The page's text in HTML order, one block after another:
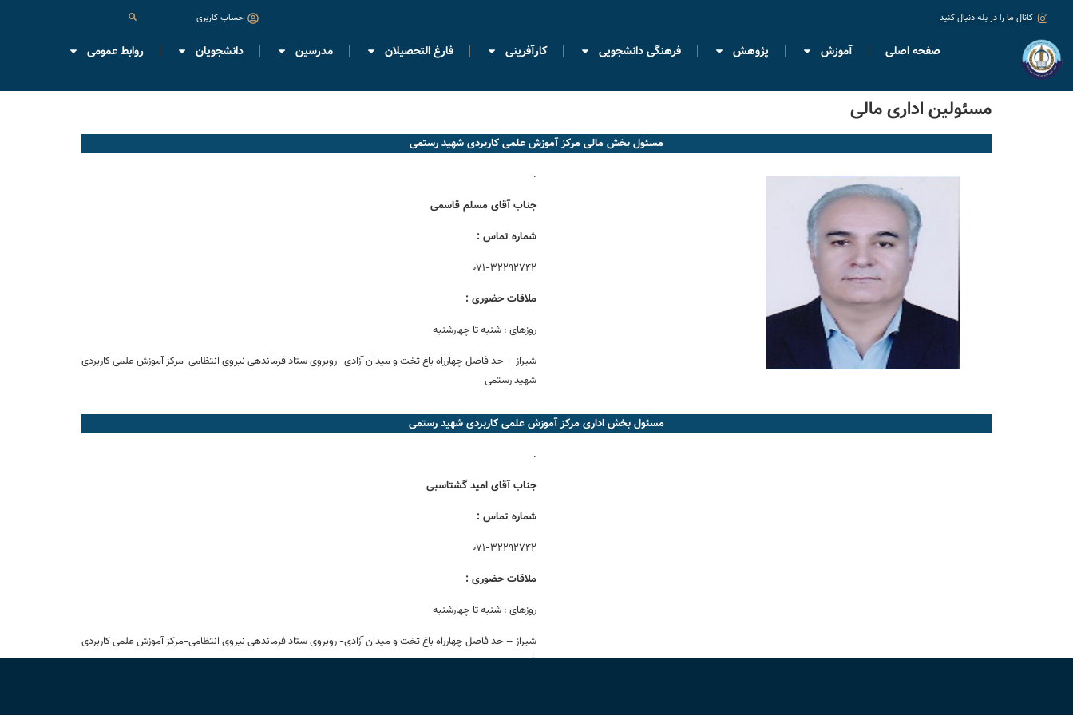
کانال ما را در بله دنبال کنید حساب کاربری
صفحه اصلی آموزش پژوهش فرهنگی دانشجویی کارآفرینی فارغ التحصیلان مدرسین دانشجویان روابط عمومی
مسئولین اداری مالی
مسئول بخش مالی مرکز آموزش علمی کاربردی شهید رستمی
.
جناب آقای مسلم قاسمی
شماره تماس :
۰۷۱-۳۲۲۹۲۷۴۲
ملاقات حضوری :
روزهای : شنبه تا چهارشنبه
شیراز – حد فاصل چهارراه باغ تخت و میدان آزادی- روبروی ستاد فرماندهی نیروی انتظامی-مرکز آموزش علمی کاربردی
شهید رستمی
مسئول بخش اداری مرکز آموزش علمی کاربردی شهید رستمی
.
جناب آقای امید گشتاسبی
شماره تماس :
۰۷۱-۳۲۲۹۲۷۴۲
ملاقات حضوری :
روزهای : شنبه تا چهارشنبه
شیراز – حد فاصل چهارراه باغ تخت و میدان آزادی- روبروی ستاد فرماندهی نیروی انتظامی-مرکز آموزش علمی کاربردی
شهید رستمی